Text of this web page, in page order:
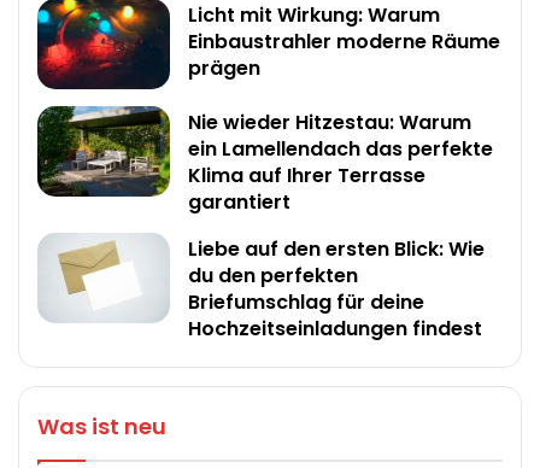
Licht mit Wirkung: Warum
Einbaustrahler moderne Räume
prägen
Nie wieder Hitzestau: Warum
ein Lamellendach das perfekte
Klima auf Ihrer Terrasse
garantiert
Liebe auf den ersten Blick: Wie
du den perfekten
Briefumschlag für deine
Hochzeitseinladungen findest
Was ist neu